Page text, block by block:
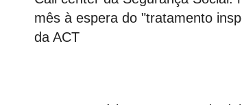
t
e
artigos
mês à espera do "tratamento
da ACT